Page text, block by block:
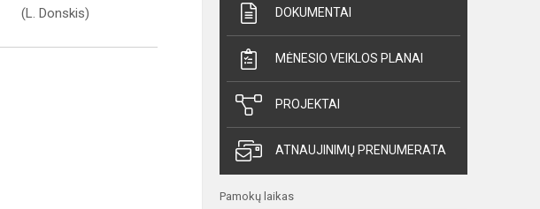
DOKUMENTAI
MĖNESIO VEIKLOS PLANAI
PROJEKTAI
ATNAUJINIMŲ PRENUMERATA
Pamokų laikas